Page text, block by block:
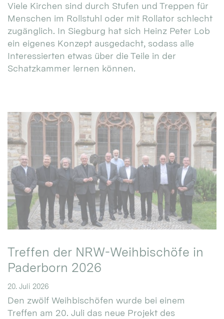
Viele Kirchen sind durch Stufen und Treppen für
Menschen im Rollstuhl oder mit Rollator schlecht
zugänglich. In Siegburg hat sich Heinz Peter Lob
ein eigenes Konzept ausgedacht, sodass alle
Interessierten etwas über die Teile in der
Schatzkammer lernen können.
Treffen der NRW-Weihbischöfe in
Paderborn 2026
20. Juli 2026
Den zwölf Weihbischöfen wurde bei einem
Treffen am 20. Juli das neue Projekt des